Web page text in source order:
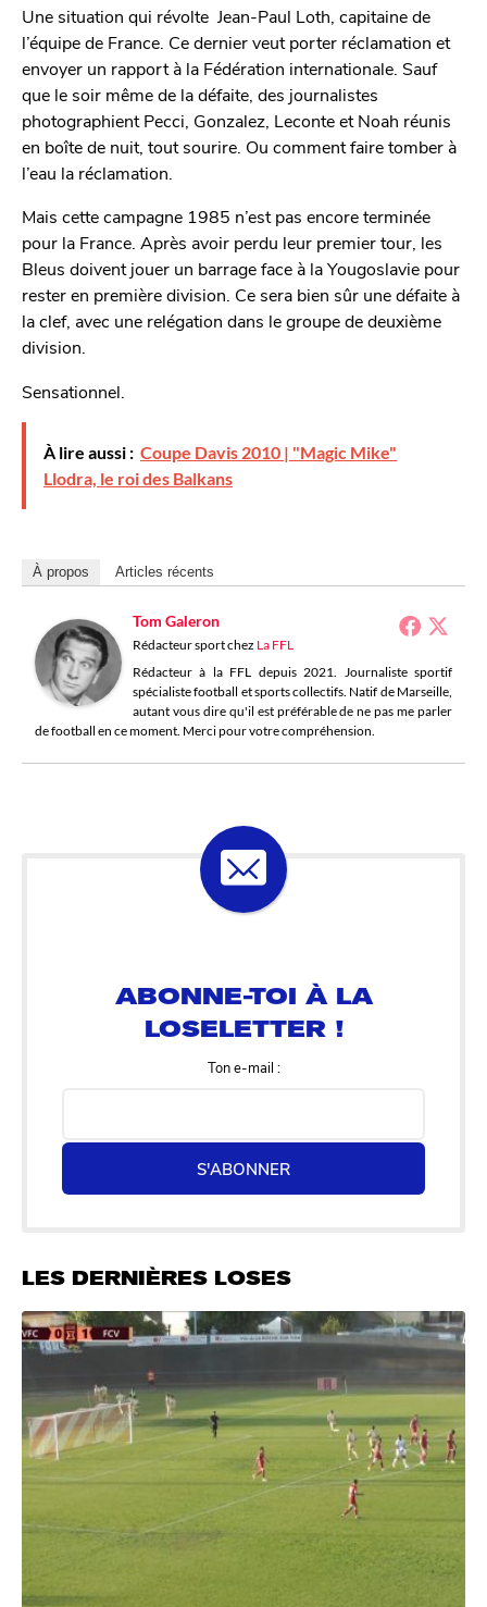
Une situation qui révolte Jean-Paul Loth, capitaine de
l’équipe de France. Ce dernier veut porter réclamation et
envoyer un rapport à la Fédération internationale. Sauf
que le soir même de la défaite, des journalistes
photographient Pecci, Gonzalez, Leconte et Noah réunis
en boîte de nuit, tout sourire. Ou comment faire tomber à
l’eau la réclamation.
Mais cette campagne 1985 n’est pas encore terminée
pour la France. Après avoir perdu leur premier tour, les
Bleus doivent jouer un barrage face à la Yougoslavie pour
rester en première division. Ce sera bien sûr une défaite à
la clef, avec une relégation dans le groupe de deuxième
division.
Sensationnel.
À lire aussi : Coupe Davis 2010 | "Magic Mike"
Llodra, le roi des Balkans
À propos Articles récents
Tom Galeron
Rédacteur sportchez La FFL
Rédacteur à la FFL depuis 2021. Journaliste sportif
spécialiste football et sports collectifs. Natif de Marseille,
autant vous dire qu'il est préférable de ne pas me parler
de football en ce moment. Merci pour votre compréhension.
Ton e-mail :
S'ABONNER
LES DERNIÈRES LOSES